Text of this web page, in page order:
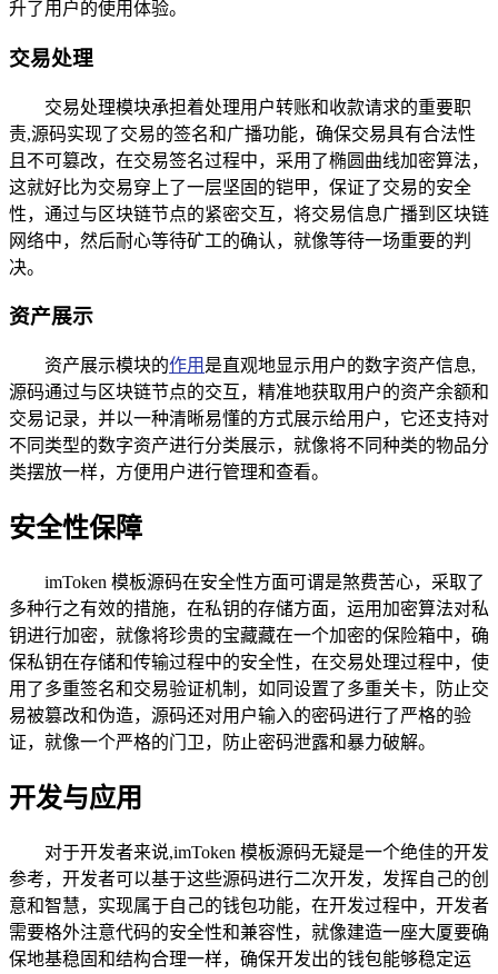
升了用户的使用体验。
交易处理
交易处理模块承担着处理用户转账和收款请求的重要职
责,源码实现了交易的签名和广播功能，确保交易具有合法性
且不可篡改，在交易签名过程中，采用了椭圆曲线加密算法，
这就好比为交易穿上了一层坚固的铠甲，保证了交易的安全
性，通过与区块链节点的紧密交互，将交易信息广播到区块链
网络中，然后耐心等待矿工的确认，就像等待一场重要的判
决。
资产展示
资产展示模块的作用 是直观地显示用户的数字资产信息,
源码通过与区块链节点的交互，精准地获取用户的资产余额和
交易记录，并以一种清晰易懂的方式展示给用户，它还支持对
不同类型的数字资产进行分类展示，就像将不同种类的物品分
类摆放一样，方便用户进行管理和查看。
安全性保障
imToken 模板源码在安全性方面可谓是煞费苦心，采取了
多种行之有效的措施，在私钥的存储方面，运用加密算法对私
钥进行加密，就像将珍贵的宝藏藏在一个加密的保险箱中，确
保私钥在存储和传输过程中的安全性，在交易处理过程中，使
用了多重签名和交易验证机制，如同设置了多重关卡，防止交
易被篡改和伪造，源码还对用户输入的密码进行了严格的验
证，就像一个严格的门卫，防止密码泄露和暴力破解。
开发与应用
对于开发者来说,imToken 模板源码无疑是一个绝佳的开发
参考，开发者可以基于这些源码进行二次开发，发挥自己的创
意和智慧，实现属于自己的钱包功能，在开发过程中，开发者
需要格外注意代码的安全性和兼容性，就像建造一座大厦要确
保地基稳固和结构合理一样，确保开发出的钱包能够稳定运